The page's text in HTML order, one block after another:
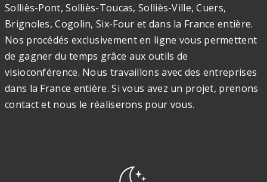
Solliès-Pont, Solliès-Toucas, Solliès-Ville, Cuers,
Brignoles, Cogolin, Six-Four et dans la France entière.
Nos procédés exclusivement en ligne vous permettent
de gagner du temps grâce aux outils de
visioconférence. Nous travaillons avec des entreprises
dans la France entière. Si vous avez un projet, prenons
contact et nous le réaliserons pour vous.